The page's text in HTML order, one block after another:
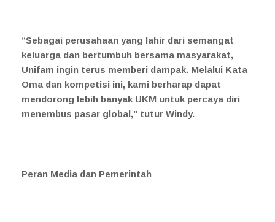
“Sebagai perusahaan yang lahir dari semangat
keluarga dan bertumbuh bersama masyarakat,
Unifam ingin terus memberi dampak. Melalui Kata
Oma dan kompetisi ini, kami berharap dapat
mendorong lebih banyak UKM untuk percaya diri
menembus pasar global,” tutur Windy.
Peran Media dan Pemerintah